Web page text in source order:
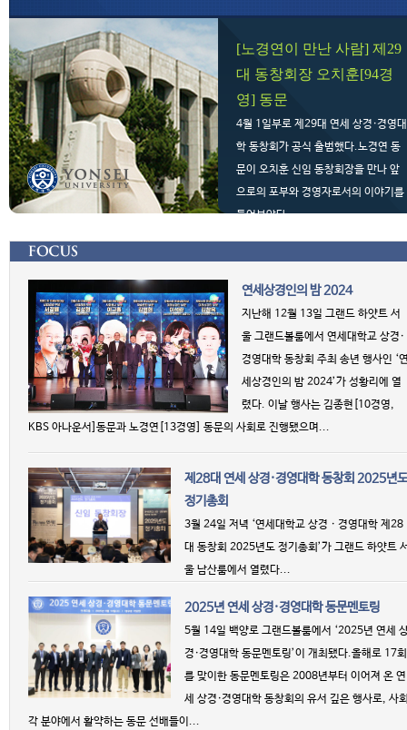
[노경연이 만난 사람] 제29
대 동창회장 오치훈[94경
영] 동문
4월 1일부로 제29대 연세 상경·경영대
학 동창회가 공식 출범했다.노경연 동
문이 오치훈 신임 동창회장을 만나 앞
으로의 포부와 경영자로서의 이야기를
들어보았다...
+ more
연세상경인의 밤 2024
지난해 12월 13일 그랜드 하얏트 서
울 그랜드볼룸에서 연세대학교 상경·
경영대학 동창회 주최 송년 행사인 ‘
세상경인의 밤 2024’가 성황리에 열
렸다. 이날 행사는 김종현[10경영,
KBS 아나운서]동문과 노경연[13경영] 동문의 사회로 진행됐으며...
제28대 연세 상경·경영대학 동창회 2025년도
정기총회
3월 24일 저녁 ‘연세대학교 상경 · 경영대학 제28
대 동창회 2025년도 정기총회’가 그랜드 하얏트
울 남산룸에서 열렸다...
2025년 연세 상경·경영대학 동문멘토링
5월 14일 백양로 그랜드볼룸에서 ‘2025년 연세
경·경영대학 동문멘토링’이 개최됐다.올해로 17회
를 맞이한 동문멘토링은 2008년부터 이어져 온 연
세 상경·경영대학 동창회의 유서 깊은 행사로, 사
각 분야에서 활약하는 동문 선배들이...